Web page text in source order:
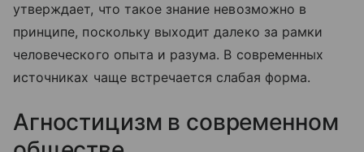
утверждает, что такое знание невозможно в
принципе, поскольку выходит далеко за рамки
человеческого опыта и разума. В современных
источниках чаще встречается слабая форма.
Агностицизм в современном